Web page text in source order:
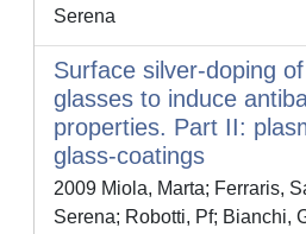
Serena
Surface silver-doping
glasses to induce
properties. Part II:
glass-coatings
2009 Miola, Marta; Ferraris,
Serena; Robotti, Pf; Bianchi,